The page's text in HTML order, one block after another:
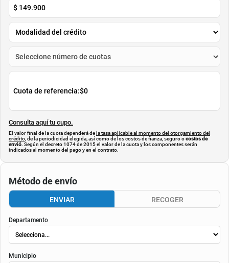
$ 149.900
Cuota de referencia:$0
Consulta aquí tu cupo.
El valor final de la cuota dependerá de la tasa aplicable al momento del otorgamiento del
crédito , de la periodicidad elegida, así como de los costos de fianza, seguro ocostos de
envió. Según el decreto 1074 de 2015 el valor de la cuota y los componentes serán
indicados al momento del pago y en el contrato.
Método de envío
ENVIAR RECOGER
Departamento
Municipio